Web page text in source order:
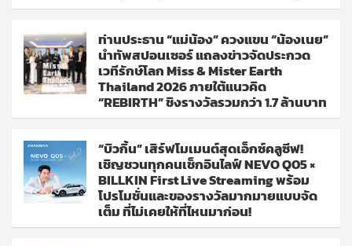
ท่านประธาน “แม่น้อง” ควงแขน “น้องเนย”
นำทัพสปอนเซอร์ แถลงข่าวจัดประกวด
เวทีรักษ์โลก Miss & Mister Earth
Thailand 2026 ภายใต้แนวคิด
“REBIRTH” ชิงรางวัลรวมกว่า 1.7 ล้านบาท
“บิวกิ้น” เสิร์ฟโมเมนต์สุดเอ็กซ์คลูซีฟ!
เชิญชวนทุกคนเช็กอินไลฟ์ NEVO Q05 ×
BILLKIN First Live Streaming พร้อม
โปรโมชั่นและของรางวัลมากมายแบบจัด
เต็ม ที่ไม่เคยให้ที่ไหนมาก่อน!